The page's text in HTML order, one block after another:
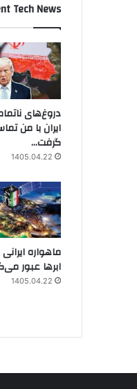
Tech News
دروغ‌های
ایران با من
گرفت…
1405.04.22
ماهواره
ابرها عبور
1405.04.22